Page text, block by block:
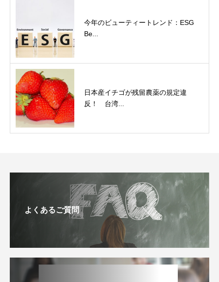
今年のビューティートレンド：ESG
Be...
日本産イチゴが残留農薬の規定違
反！ 台湾...
よくあるご質問